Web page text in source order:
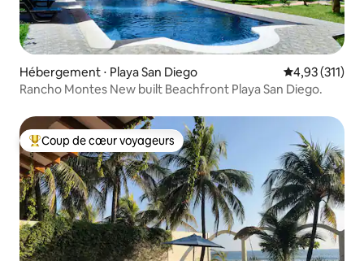
Hébergement ⋅ Playa San Diego Évaluation
4,93 (311)
Rancho Montes New built Beachfront Playa San Diego.
Coups de cœur voyageurs les plus appréciés
Coup de cœur voyageurs